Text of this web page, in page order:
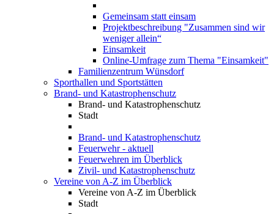
Gemeinsam statt einsam
Projektbeschreibung "Zusammen sind wir
weniger allein“
Einsamkeit
Online-Umfrage zum Thema "Einsamkeit"
Familienzentrum Wünsdorf
Sporthallen und Sportstätten
Brand- und Katastrophenschutz
Brand- und Katastrophenschutz
Stadt
Brand- und Katastrophenschutz
Feuerwehr - aktuell
Feuerwehren im Überblick
Zivil- und Katastrophenschutz
Vereine von A-Z im Überblick
Vereine von A-Z im Überblick
Stadt